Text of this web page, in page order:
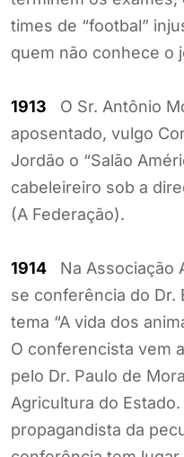
times de “footbal”
quem não conhece o
1913 O Sr. Antônio
aposentado, vulgo
Jordão o “Salão
cabeleireiro sob a
(A Federação).
1914 Na Associação
se conferência do Dr.
tema “A vida dos
O conferencista vem
pelo Dr. Paulo de
Agricultura do
propagandista da